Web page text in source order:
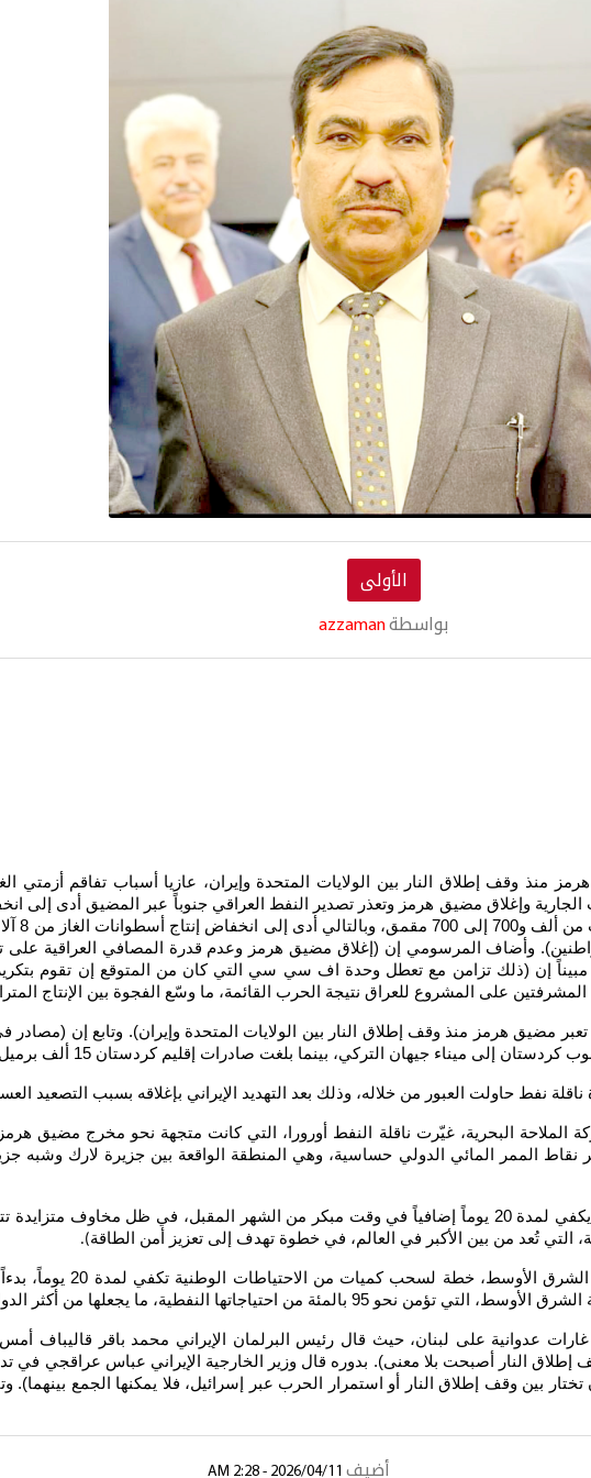
الأولى
بواسطةazzaman
منذ وقف إطلاق النار بين الولايات المتحدة وإيران، عازيا أسباب تفاقم أزمتي
وأضاف المرسومي إن (إغلاق مضيق هرمز وعدم قدرة المصافي العراقية
مبيناً إن (ذلك تزامن مع تعطل وحدة اف سي سي التي كان من المتوقع إن تقوم
على المشروع للعراق نتيجة الحرب القائمة، ما وسّع الفجوة بين الإنتاج
مضيق هرمز منذ وقف إطلاق النار بين الولايات المتحدة وإيران). وتابع إن
نفط حاولت العبور من خلاله، وذلك بعد التهديد الإيراني بإغلاقه بسبب التصعيد
الملاحة البحرية، غيّرت ناقلة النفط أورورا، التي كانت متجهة نحو مخرج مضيق
أكثر نقاط الممر المائي الدولي حساسية، وهي المنطقة الواقعة بين جزيرة لارك
وتخطط اليابــــــان، لسحب احتياطاتهــا النفـــــــــــــــــطية الاستراتيجية بما يكفي لمدة 20 يوماً إضافياً في وقت
التي تُعد من بين الأكبر في العالم، في خطوة تهدف إلى تعزيز أمن الطاقة).
وكانت الحكومة اليابانية قد
من أكثر الدول تأثراً بأي اضطرابات في الإمدادات العالمية
عدوانية على لبنان، حيث قال رئيس البرلمان الإيراني محمد باقر قاليباف أمس إن
إطلاق النار أصبحت بلا معنى). بدوره قال وزير الخارجية الإيراني عباس
بين وقف إطلاق النار أو استمرار الحرب عبر إسرائيل، فلا يمكنها الجمع بينهما).
أضيف 2026/04/11 - 2:28 AM